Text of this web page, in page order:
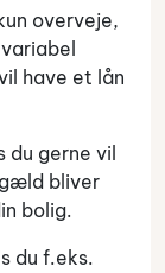
overveje,
have et lån
gerne vil
bliver
bolig.
du f.eks.